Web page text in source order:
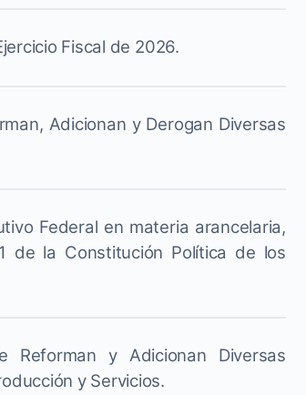
Fiscal de 2026.
Adicionan y Derogan Diversas
Federal en materia arancelaria,
de la Constitución Política de los
y Adicionan Diversas
y Servicios.